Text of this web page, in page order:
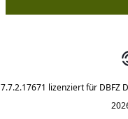
7.7.2.17671 lizenziert für DBFZ